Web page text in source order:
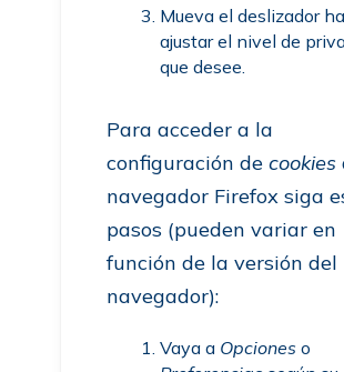
Mueva el deslizador
ajustar el nivel de
que desee.
Para acceder a la
configuración decookies
navegador Firefox siga
pasos (pueden variar en
función de la versión del
navegador):
Vaya a Opciones o